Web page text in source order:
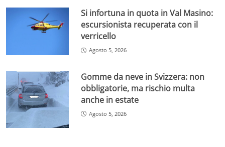
Si infortuna in quota in Val Masino:
escursionista recuperata con il
verricello
Agosto 5, 2026
Gomme da neve in Svizzera: non
obbligatorie, ma rischio multa
anche in estate
Agosto 5, 2026